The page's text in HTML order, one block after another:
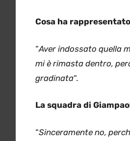
Cosa ha
“Aver indossato quella
mi è rimasta dentro,
gradinata“.
La squadra di
“Sinceramente no,